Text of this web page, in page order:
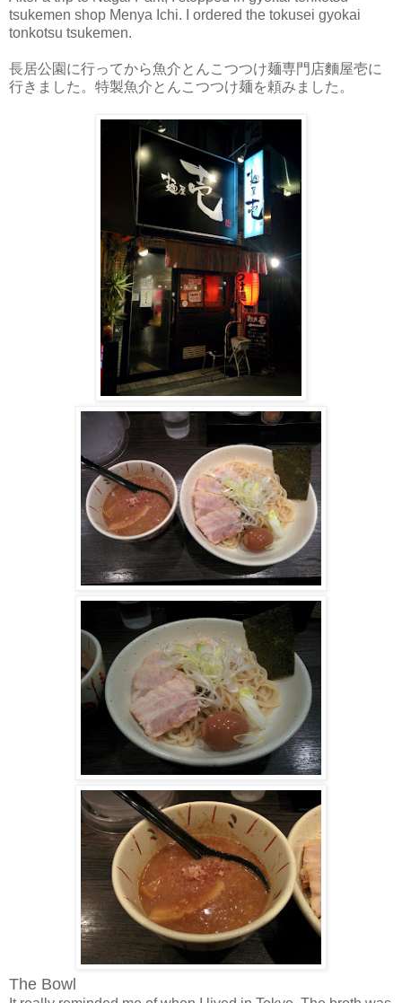
tsukemen shop Menya Ichi. I ordered the tokusei gyokai
tonkotsu tsukemen.
長居公園に行ってから魚介とんこつつけ麺専門店麵屋壱に
行きました。特製魚介とんこつつけ麺を頼みました。
The Bowl